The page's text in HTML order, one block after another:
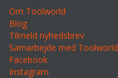
Om Toolworld
Blog
Tilmeld nyhedsbrev
Samarbejde med Toolworld
Facebook
Instagram